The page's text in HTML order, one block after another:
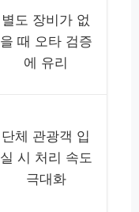
별도 장비가 없
을 때 오타 검증
에 유리
단체 관광객 입
실 시 처리 속도
극대화